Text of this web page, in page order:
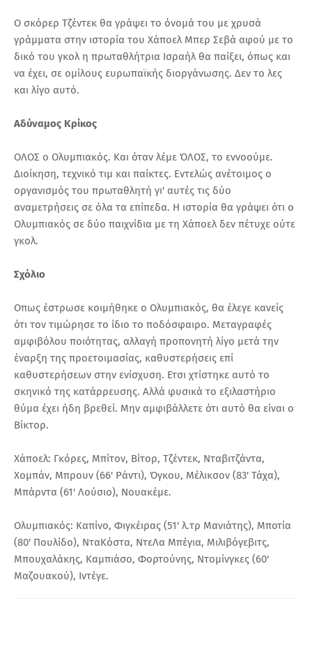
Ο σκόρερ Τζέντεκ θα γράψει το όνομά του με χρυσά
γράμματα στην ιστορία του Χάποελ Μπερ Σεβά αφού με το
δικό του γκολ η πρωταθλήτρια Ισραήλ θα παίξει, όπως και
να έχει, σε ομίλους ευρωπαϊκής διοργάνωσης. Δεν το λες
και λίγο αυτό.
Aδύναμος Κρίκος
ΟΛΟΣ ο Ολυμπιακός. Και όταν λέμε ΌΛΟΣ, το εννοούμε.
Διοίκηση, τεχνικό τιμ και παίκτες. Εντελώς ανέτοιμος ο
οργανισμός του πρωταθλητή γι' αυτές τις δύο
αναμετρήσεις σε όλα τα επίπεδα. Η ιστορία θα γράψει ότι ο
Ολυμπιακός σε δύο παιχνίδια με τη Χάποελ δεν πέτυχε ούτε
γκολ.
Σχόλιο
Οπως έστρωσε κοιμήθηκε ο Ολυμπιακός, θα έλεγε κανείς
ότι τον τιμώρησε το ίδιο το ποδόσφαιρο. Μεταγραφές
αμφιβόλου ποιότητας, αλλαγή προπονητή λίγο μετά την
έναρξη της προετοιμασίας, καθυστερήσεις επί
καθυστερήσεων στην ενίσχυση. Ετσι χτίστηκε αυτό το
σκηνικό της κατάρρευσης. Αλλά φυσικά το εξιλαστήριο
θύμα έχει ήδη βρεθεί. Μην αμφιβάλλετε ότι αυτό θα είναι ο
Βίκτορ.
Χάποελ: Γκόρες, Μπίτον, Βίτορ, Τζέντεκ, Νταβιτζάντα,
Χομπάν, Μπρουν (66' Ράντι), Όγκου, Μέλικσον (83' Τάχα),
Μπάρντα (61' Λούσιο), Νουακέμε.
Oλυμπιακός: Καπίνο, Φιγκέιρας (51' λ.τρ Μανιάτης), Μποτία
(80' Πουλίδο), ΝταΚόστα, ΝτεΛα Μπέγια, Μιλιβόγεβιτς,
Μπουχαλάκης, Καμπιάσο, Φορτούνης, Ντομίνγκες (60'
Μαζουακού), Ιντέγε.